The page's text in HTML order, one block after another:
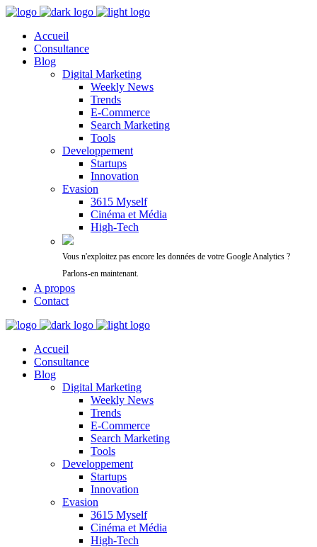
Accueil
Consultance
Blog
Digital Marketing
Weekly News
Trends
E-Commerce
Search Marketing
Tools
Developpement
Startups
Innovation
Evasion
3615 Myself
Cinéma et Média
High-Tech
Vous n'exploitez pas encore les données de votre Google Analytics ?
Parlons-en maintenant.
A propos
Contact
Accueil
Consultance
Blog
Digital Marketing
Weekly News
Trends
E-Commerce
Search Marketing
Tools
Developpement
Startups
Innovation
Evasion
3615 Myself
Cinéma et Média
High-Tech